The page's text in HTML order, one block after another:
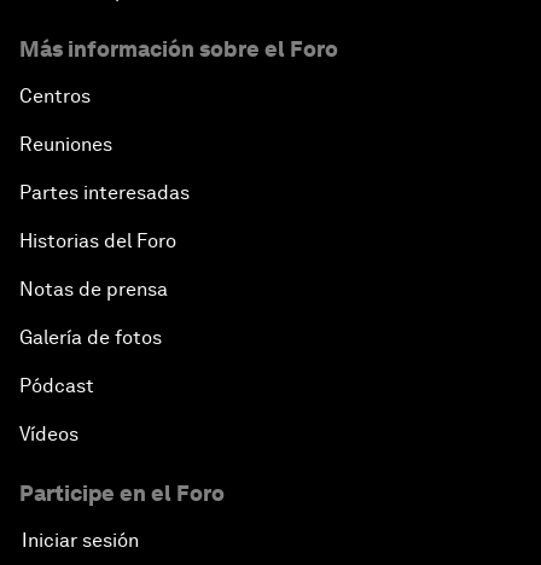
Más información sobre el Foro
Centros
Reuniones
Partes interesadas
Historias del Foro
Notas de prensa
Galería de fotos
Pódcast
Vídeos
Participe en el Foro
Iniciar sesión